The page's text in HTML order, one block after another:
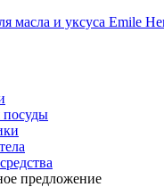
масла и уксуса Emile
посуды
предложение